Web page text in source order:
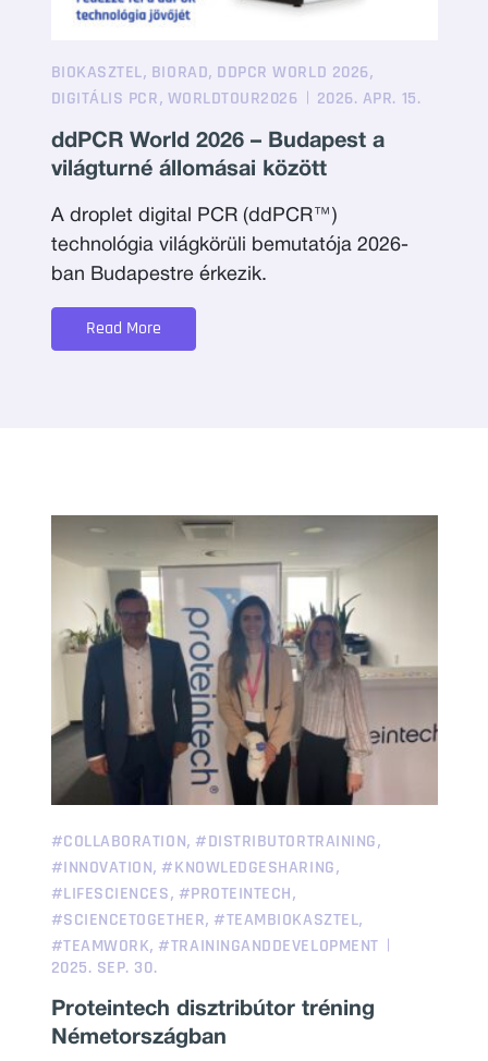
BIOKASZTEL, BIORAD, DDPCR WORLD 2026,
DIGITÁLIS PCR, WORLDTOUR2026 2026. APR. 15.
ddPCR World 2026 – Budapest a
világturné állomásai között
A droplet digital PCR (ddPCR™)
technológia világkörüli bemutatója 2026-
ban Budapestre érkezik.
Read More
#COLLABORATION, #DISTRIBUTORTRAINING,
#INNOVATION, #KNOWLEDGESHARING,
#LIFESCIENCES, #PROTEINTECH,
#SCIENCETOGETHER, #TEAMBIOKASZTEL,
#TEAMWORK, #TRAININGANDDEVELOPMENT
2025. SEP. 30.
Proteintech disztribútor tréning
Németországban